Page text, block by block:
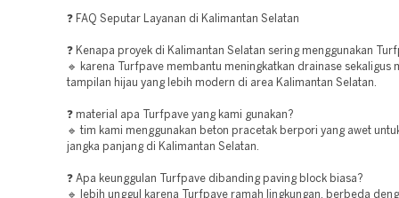
❓ FAQ Seputar Layanan di Kalimantan Selatan
❓ Kenapa proyek di Kalimantan Selatan sering menggunakan
🔹 karena Turfpave membantu meningkatkan drainase sekaligus
tampilan hijau yang lebih modern di area Kalimantan Selatan.
❓ material apa Turfpave yang kami gunakan?
🔹 tim kami menggunakan beton pracetak berpori yang awet
jangka panjang di Kalimantan Selatan.
❓ Apa keunggulan Turfpave dibanding paving block biasa?
🔹 lebih unggul karena Turfpave ramah lingkungan, berbeda